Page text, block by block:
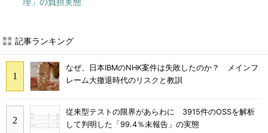
記事ランキング
なぜ、日本IBMのNHK案件は失敗したのか？ メインフ
レーム大撤退時代のリスクと教訓
従来型テストの限界があらわに 3915件のOSSを解析
して判明した「99.4％未報告」の実態